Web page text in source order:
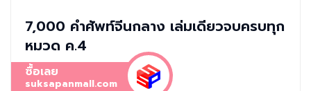
7,000 คำศัพท์จีนกลาง เล่มเดียวจบครบทุก
หมวด ค.4
ซื้อเลย
suksapanmall.com